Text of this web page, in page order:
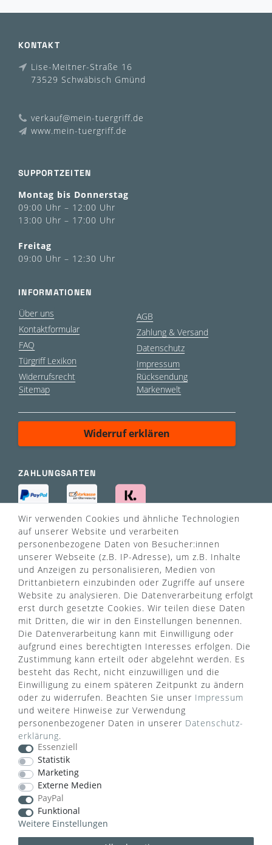
KONTAKT
Lise-Meitner-Straße 16
73529 Schwäbisch Gmünd
verkauf@mein-tuergriff.de
www.mein-tuergriff.de
SUPPORTZEITEN
Montag bis Donnerstag
09:00 Uhr – 12:00 Uhr
13:00 Uhr – 17:00 Uhr
Freitag
09:00 Uhr – 12:30 Uhr
INFORMATIONEN
Über uns
Kontaktformular
FAQ
Türgriff Lexikon
Widerrufsrecht
Sitemap
AGB
Zahlung & Versand
Datenschutz
Impressum
Rücksendung
Markenwelt
Widerruf erklären
ZAHLUNGSARTEN
VERSANDART
WUSSTEN SIE SCHON?
Das Käufersiegel des Händlerbunds garantiert Ihnen
100%.-ige Zahlungssicherheit, größtmöglichen
Datenschutz und Geld-zurück-Garantie bei Nicht-
oder Falschlieferung.
Wir verwenden Cookies und ähnliche Technologien
auf unserer Website und verarbeiten
personenbezogene Daten von Besucher:innen
unserer Webseite (z.B. IP-Adresse), um z.B. Inhalte
und Anzeigen zu personalisieren, Medien von
Drittanbietern einzubinden oder Zugriffe auf unsere
Website zu analysieren. Die Datenverarbeitung erfolgt
erst durch gesetzte Cookies. Wir teilen diese Daten
mit Dritten, die wir in den Einstellungen benennen.
Die Datenverarbeitung kann mit Einwilligung oder
aufgrund eines berechtigten Interesses erfolgen. Die
Zustimmung kann erteilt oder abgelehnt werden. Es
besteht das Recht, nicht einzuwilligen und die
Einwilligung zu einem späteren Zeitpunkt zu ändern
oder zu widerrufen. Beachten Sie unser Impressum
und weitere Hinweise zur Verwendung
personenbezogener Daten in unserer Daten­schutz­
erklärung.
Essenziell
Statistik
Marketing
Externe Medien
PayPal
Funktional
Weitere Einstellungen